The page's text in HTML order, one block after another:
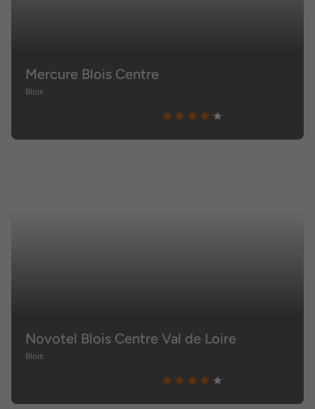
Mercure Blois Centre
Blois
Novotel Blois Centre Val de Loire
Blois